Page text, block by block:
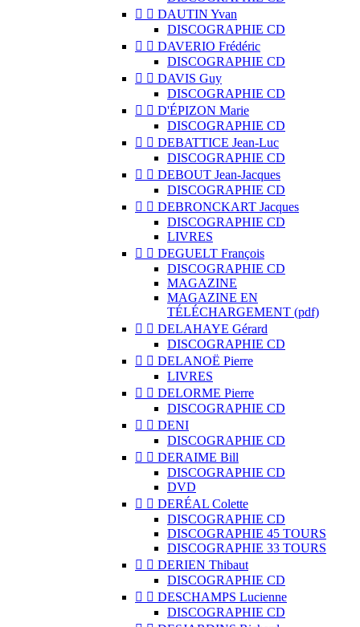
  DAUTIN Yvan
DISCOGRAPHIE CD
  DAVERIO Frédéric
DISCOGRAPHIE CD
  DAVIS Guy
DISCOGRAPHIE CD
  D'ÉPIZON Marie
DISCOGRAPHIE CD
  DEBATTICE Jean-Luc
DISCOGRAPHIE CD
  DEBOUT Jean-Jacques
DISCOGRAPHIE CD
  DEBRONCKART Jacques
DISCOGRAPHIE CD
LIVRES
  DEGUELT François
DISCOGRAPHIE CD
MAGAZINE
MAGAZINE EN
TÉLÉCHARGEMENT (pdf)
  DELAHAYE Gérard
DISCOGRAPHIE CD
  DELANOË Pierre
LIVRES
  DELORME Pierre
DISCOGRAPHIE CD
  DENI
DISCOGRAPHIE CD
  DERAIME Bill
DISCOGRAPHIE CD
DVD
  DERÉAL Colette
DISCOGRAPHIE CD
DISCOGRAPHIE 45 TOURS
DISCOGRAPHIE 33 TOURS
  DERIEN Thibaut
DISCOGRAPHIE CD
  DESCHAMPS Lucienne
DISCOGRAPHIE CD